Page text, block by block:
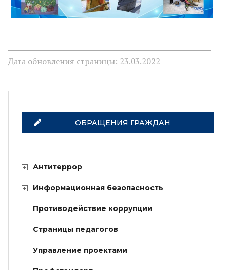
Дата обновления страницы: 23.03.2022
ОБРАЩЕНИЯ ГРАЖДАН
Антитеррор
Информационная безопасность
Противодействие коррупции
Страницы педагогов
Управление проектами